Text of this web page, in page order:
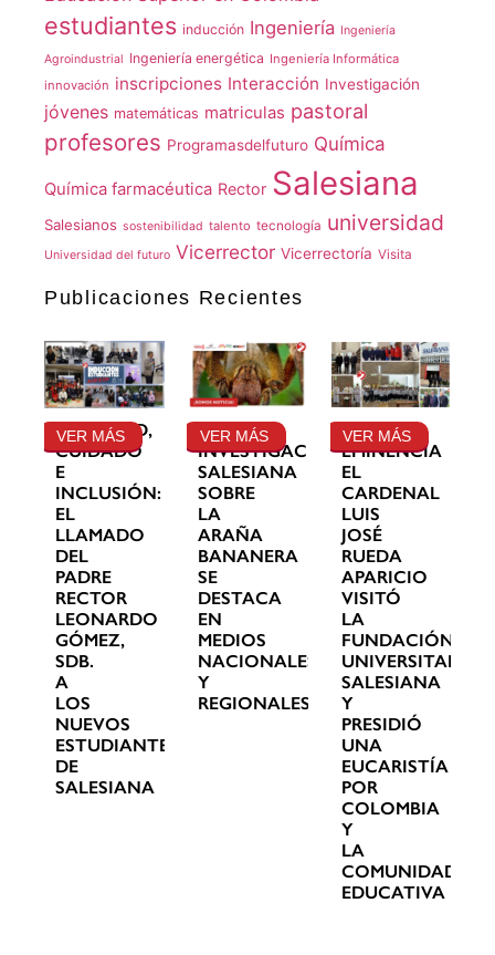
estudiantes inducción Ingeniería Ingeniería
Agroindustrial Ingeniería energética Ingeniería Informática
innovación inscripciones Interacción Investigación
jóvenes matemáticas matriculas pastoral
profesores Programasdelfuturo Química
Química farmacéutica Rector Salesiana
Salesianos sostenibilidad talento tecnología universidad
Universidad del futuro Vicerrector Vicerrectoría Visita
Publicaciones Recientes
GRATITUD,
CUIDADO
E
INCLUSIÓN:
EL
LLAMADO
DEL
PADRE
RECTOR
LEONARDO
GÓMEZ,
SDB.
A
LOS
NUEVOS
ESTUDIANTES
DE
SALESIANA
VER MÁS
LA
INVESTIGACIÓN
SALESIANA
SOBRE
LA
ARAÑA
BANANERA
SE
DESTACA
EN
MEDIOS
NACIONALES
Y
REGIONALES
VER MÁS
SU
EMINENCIA
EL
CARDENAL
LUIS
JOSÉ
RUEDA
APARICIO
VISITÓ
LA
FUNDACIÓN
UNIVERSITARIA
SALESIANA
Y
PRESIDIÓ
UNA
EUCARISTÍA
POR
COLOMBIA
Y
LA
COMUNIDAD
EDUCATIVA
VER MÁS